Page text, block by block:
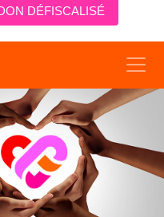
DÉFISCALISÉ